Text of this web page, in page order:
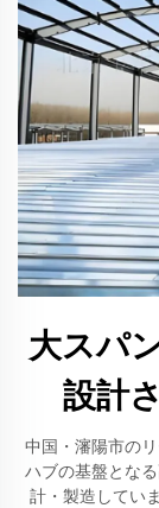
大スパ
設計
中国・瀋陽市の
ハブの基盤とな
計・製造してい